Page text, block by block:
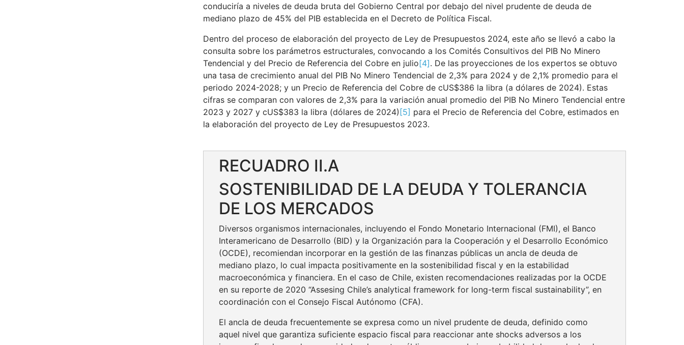
conduciría a niveles de deuda bruta del Gobierno Central por debajo del nivel prudente de deuda de
mediano plazo de 45% del PIB establecida en el Decreto de Política Fiscal.
Dentro del proceso de elaboración del proyecto de Ley de Presupuestos 2024, este año se llevó a cabo la
consulta sobre los parámetros estructurales, convocando a los Comités Consultivos del PIB No Minero
Tendencial y del Precio de Referencia del Cobre en julio[4]. De las proyecciones de los expertos se obtuvo
una tasa de crecimiento anual del PIB No Minero Tendencial de 2,3% para 2024 y de 2,1% promedio para el
periodo 2024-2028; y un Precio de Referencia del Cobre de cUS$386 la libra (a dólares de 2024). Estas
cifras se comparan con valores de 2,3% para la variación anual promedio del PIB No Minero Tendencial entre
2023 y 2027 y cUS$383 la libra (dólares de 2024) [5] para el Precio de Referencia del Cobre, estimados en
la elaboración del proyecto de Ley de Presupuestos 2023.
RECUADRO II.A
SOSTENIBILIDAD DE LA DEUDA Y TOLERANCIA
DE LOS MERCADOS
Diversos organismos internacionales, incluyendo el Fondo Monetario Internacional (FMI), el Banco
Interamericano de Desarrollo (BID) y la Organización para la Cooperación y el Desarrollo Económico
(OCDE), recomiendan incorporar en la gestión de las finanzas públicas un ancla de deuda de
mediano plazo, lo cual impacta positivamente en la sostenibilidad fiscal y en la estabilidad
macroeconómica y financiera. En el caso de Chile, existen recomendaciones realizadas por la OCDE
en su reporte de 2020 “Assesing Chile’s analytical framework for long-term fiscal sustainability”, en
coordinación con el Consejo Fiscal Autónomo (CFA).
El ancla de deuda frecuentemente se expresa como un nivel prudente de deuda, definido como
aquel nivel que garantiza suficiente espacio fiscal para reaccionar ante shocks adversos a los